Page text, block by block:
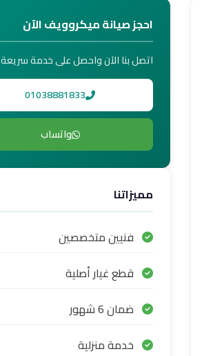
احجز صيانة ميكروويف الآن
اتصل بنا الآن واحصل على خدمة سريعة
01038881833
واتساب
مميزاتنا
فنيين متخصصين
قطع غيار أصلية
ضمان 6 شهور
خدمة منزلية